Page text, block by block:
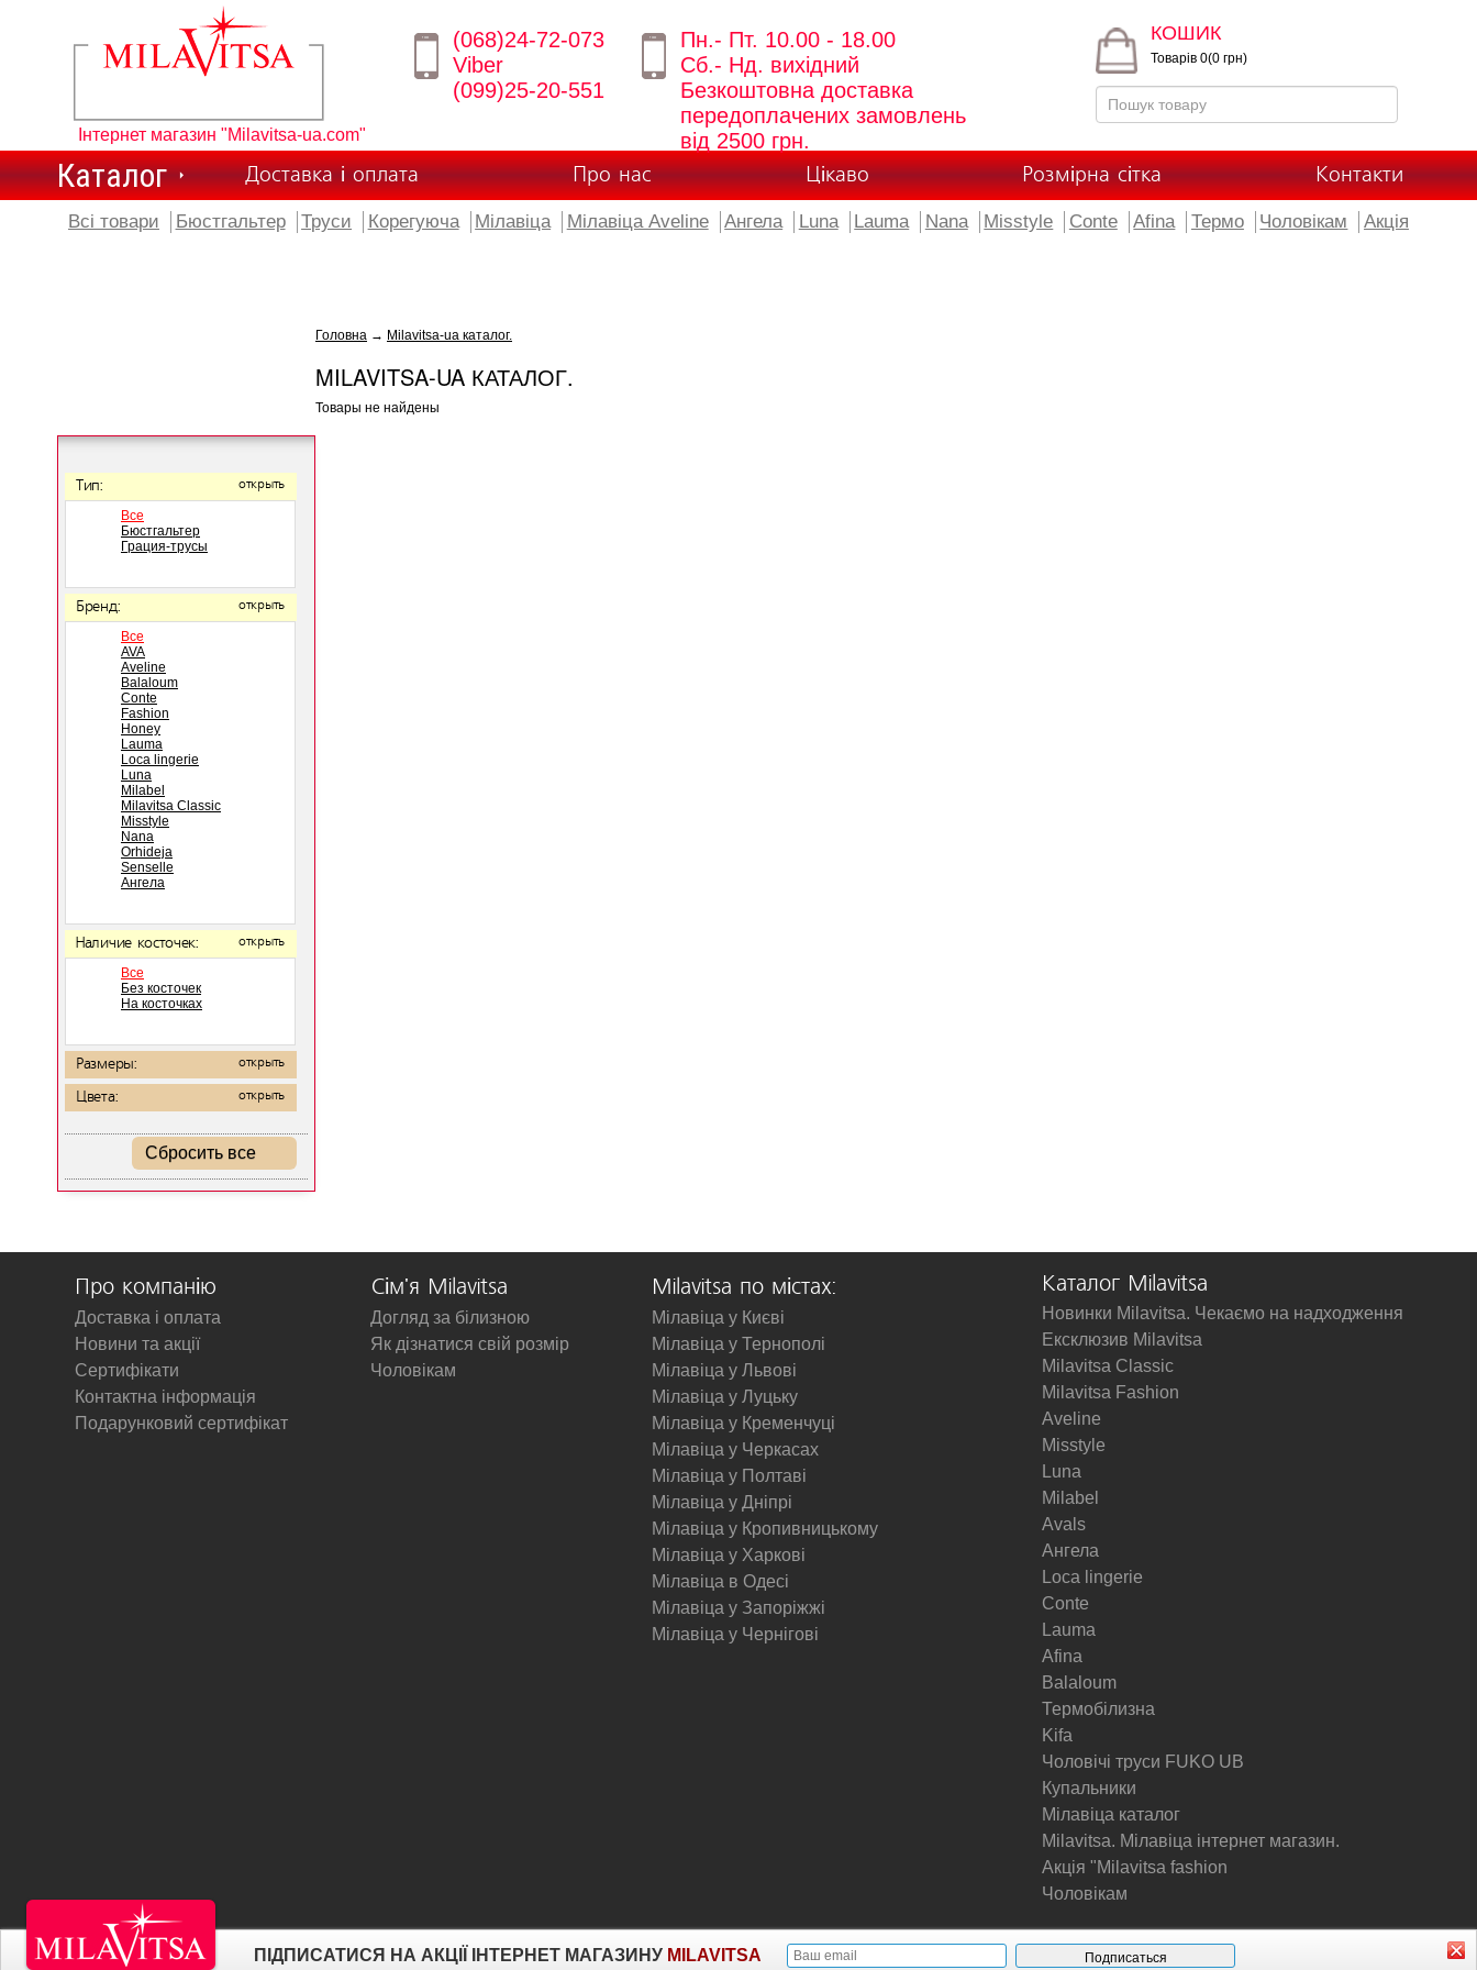
Інтернет магазин "Milavitsa-ua.com"
(068)24-72-073
Viber
(099)25-20-551
Пн.- Пт. 10.00 - 18.00
Сб.- Нд. вихідний
Безкоштовна доставка
передоплачених замовлень
від 2500 грн.
КОШИК
Товарів 0(0 грн)
Каталог Доставка і оплата Про нас Цікаво Розмірна сітка Контакти
Всі товари Бюстгальтер Труси Корегуюча Мілавіца Мілавіца Aveline Ангела Luna Lauma Nana Misstyle Conte Afina Термо Чоловікам Акція
Тип: открыть
Все
Бюстгальтер
Грация-трусы
Бренд: открыть
Все
AVA
Aveline
Balaloum
Conte
Fashion
Honey
Lauma
Loca lingerie
Luna
Milabel
Milavitsa Classic
Misstyle
Nana
Orhideja
Senselle
Ангела
Наличие косточек: открыть
Все
Без косточек
На косточках
Размеры: открыть
Цвета: открыть
Сбросить все
Головна → Milavitsa-ua каталог.
MILAVITSA-UA КАТАЛОГ.
Товары не найдены
Про компанію
Доставка і оплата
Новини та акції
Сертифікати
Контактна інформація
Подарунковий сертифікат
Сім'я Milavitsa
Догляд за білизною
Як дізнатися свій розмір
Чоловікам
Milavitsa по містах:
Мілавіца у Києві
Мілавіца у Тернополі
Мілавіца у Львові
Мілавіца у Луцьку
Мілавіца у Кременчуці
Мілавіца у Черкасах
Мілавіца у Полтаві
Мілавіца у Дніпрі
Мілавіца у Кропивницькому
Мілавіца у Харкові
Мілавіца в Одесі
Мілавіца у Запоріжжі
Мілавіца у Чернігові
Каталог Milavitsa
Новинки Milavitsa. Чекаємо на надходження
Ексклюзив Milavitsa
Milavitsa Classic
Milavitsa Fashion
Aveline
Misstyle
Luna
Milabel
Avals
Ангела
Loca lingerie
Conte
Lauma
Afina
Balaloum
Термобілизна
Kifa
Чоловічі труси FUKO UB
Купальники
Мілавіца каталог
Milavitsa. Мілавіца інтернет магазин.
Акція "Milavitsa fashion
Чоловікам
ПІДПИСАТИСЯ НА АКЦІЇ ІНТЕРНЕТ МАГАЗИНУ MILAVITSA
© Milavitsa.